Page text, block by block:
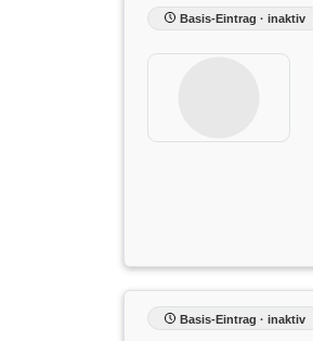
Basis-Eintrag · inaktiv
Basis-Eintrag · inaktiv